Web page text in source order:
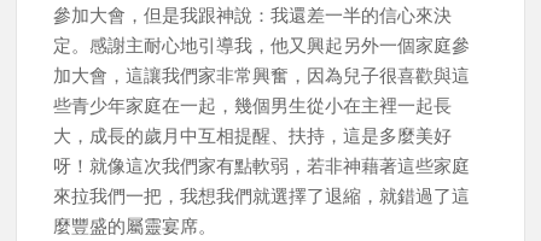
參加大會，但是我跟神說：我還差一半的信心來決
定。感謝主耐心地引導我，他又興起另外一個家庭參
加大會，這讓我們家非常興奮，因為兒子很喜歡與這
些青少年家庭在一起，幾個男生從小在主裡一起長
大，成長的歲月中互相提醒、扶持，這是多麼美好
呀！就像這次我們家有點軟弱，若非神藉著這些家庭
來拉我們一把，我想我們就選擇了退縮，就錯過了這
麼豐盛的屬靈宴席。